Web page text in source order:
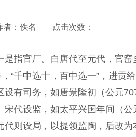
：佚名 点击次数：
指官厂。自唐代至元代，官窑
“千中选十，百中选一”，进贡
设有司务，如唐景隆初（公元
宋代设监，如太平兴国年间（
则设局，以提领监陶，后改为